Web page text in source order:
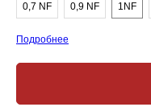
0,7 NF
0,9 NF 1NF
Подробнее